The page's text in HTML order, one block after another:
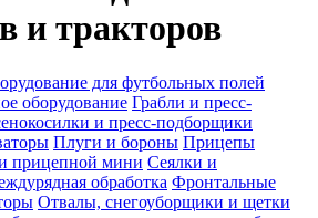
и тракторов
для футбольных полей
оборудование Грабли и пресс-
и пресс-подборщики
Плуги и бороны Прицепы
прицепной мини Сеялки и
обработка Фронтальные
Отвалы, снегоуборщики и щетки